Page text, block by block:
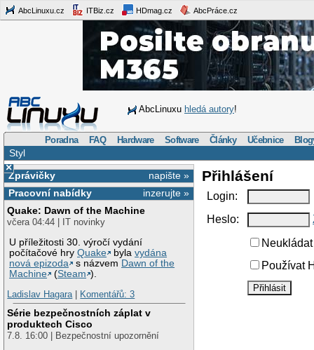
AbcLinuxu.cz ITBiz.cz HDmag.cz AbcPráce.cz
AbcLinuxu hledá autory!
Poradna FAQ Hardware Software Články Učebnice
Styl
×
napište »
Zprávičky
inzerujte »
Pracovní nabídky
Quake: Dawn of the Machine
včera 04:44 | IT novinky
U příležitosti 30. výročí vydání
počítačové hryQuake bylavydána
nová epizoda
s názvem Dawn of the
Machine
(Steam ).
Ladislav Hagara| Komentářů: 3
Série bezpečnostních záplat v
produktech Cisco
7.8. 16:00 | Bezpečnostní upozornění
Přihlášení
Login:
Heslo:
Používat